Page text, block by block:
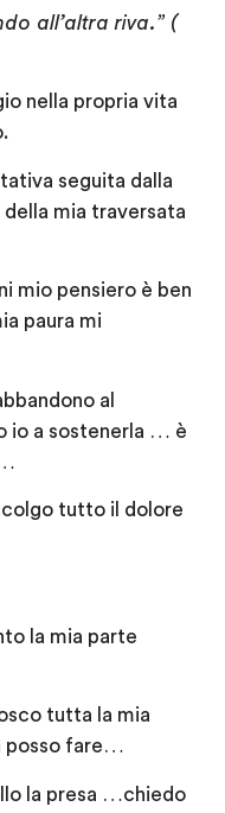
all’altra riva.” (
nella propria vita
seguita dalla
mia traversata
mio pensiero è ben
paura mi
al
io a sostenerla … è
tutto il dolore
la mia parte
tutta la mia
posso fare…
la presa …chiedo